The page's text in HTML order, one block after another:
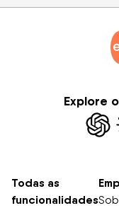
Explore
Todas as
funcionalidades